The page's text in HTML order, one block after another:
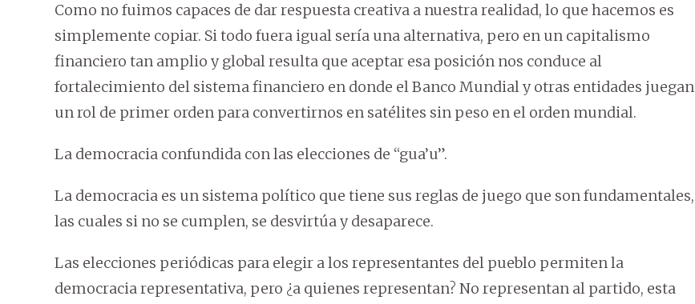
Como no fuimos capaces de dar respuesta creativa a nuestra realidad, lo que hacemos es
simplemente copiar. Si todo fuera igual sería una alternativa, pero en un capitalismo
financiero tan amplio y global resulta que aceptar esa posición nos conduce al
fortalecimiento del sistema financiero en donde el Banco Mundial y otras entidades juegan
un rol de primer orden para convertirnos en satélites sin peso en el orden mundial.
La democracia confundida con las elecciones de “gua’u”.
La democracia es un sistema político que tiene sus reglas de juego que son fundamentales,
las cuales si no se cumplen, se desvirtúa y desaparece.
Las elecciones periódicas para elegir a los representantes del pueblo permiten la
democracia representativa, pero ¿a quienes representan? No representan al partido, esta